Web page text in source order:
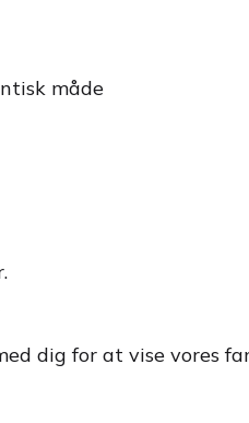
måde
dig for at vise vores